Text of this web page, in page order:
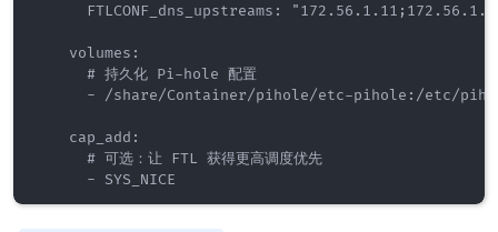
FTLCONF_dns_upstreams:
    volumes:
      # 持久化 Pi-hole 配置
- /share/Container/pihole/etc-pihole:/etc/
    cap_add:
      # 可选：让 FTL 获得更高调度优先